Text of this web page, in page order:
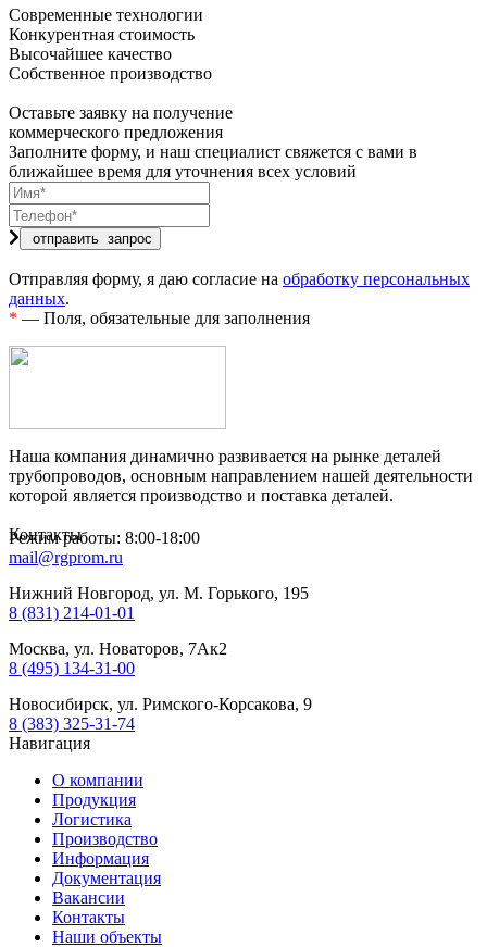
Современные технологии
Конкурентная стоимость
Высочайшее качество
Собственное производство
Оставьте заявку на получение
коммерческого предложения
Заполните форму, и наш специалист свяжется с вами в
ближайшее время для уточнения всех условий
Отправляя форму, я даю согласие на обработку персональных
данных.
* — Поля, обязательные для заполнения
Наша компания динамично развивается на рынке деталей
трубопроводов, основным направлением нашей деятельности
которой является производство и поставка деталей.
Контакты
Режим работы: 8:00-18:00
mail@rgprom.ru
Нижний Новгород, ул. М. Горького, 195
8 (831) 214-01-01
Москва, ул. Новаторов, 7Ак2
8 (495) 134-31-00
Новосибирск, ул. Римского-Корсакова, 9
8 (383) 325-31-74
Навигация
О компании
Продукция
Логистика
Производство
Информация
Документация
Вакансии
Контакты
Наши объекты